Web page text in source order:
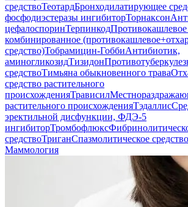
средствоТеотардБронходилатирующее
фосфодиэстеразы ингибиторТорнаксон
цефалоспоринТерпинкодПротивокашлевое
комбинированное
средство)Тобрамицин-ГоббиАнтибиотик,
аминогликозидТизидон
средствоТимьяна обыкновенного трава
средство растительного
происхожденияТрависил
растительного происхожденияТэдаллис
эректильной дисфункции, ФДЭ-5
ингибиторТромбофлюкс
средствоТриганСпазмолитическое средство
Маммология